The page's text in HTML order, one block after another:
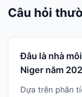
Câu hỏi
Đâu là nhà
Niger năm
Dựa trên phân